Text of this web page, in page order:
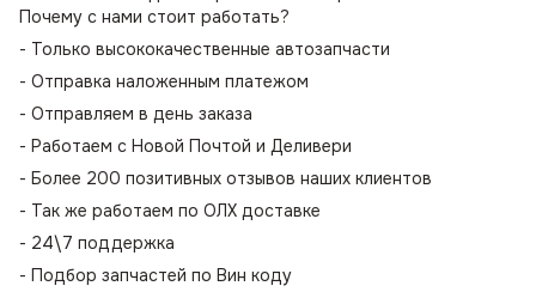
Почему с нами стоит работать?
- Только высококачественные автозапчасти
- Отправка наложенным платежом
- Отправляем в день заказа
- Работаем с Новой Почтой и Деливери
- Более 200 позитивных отзывов наших клиентов
- Так же работаем по ОЛХ доставке
- 24\7 поддержка
- Подбор запчастей по Вин коду